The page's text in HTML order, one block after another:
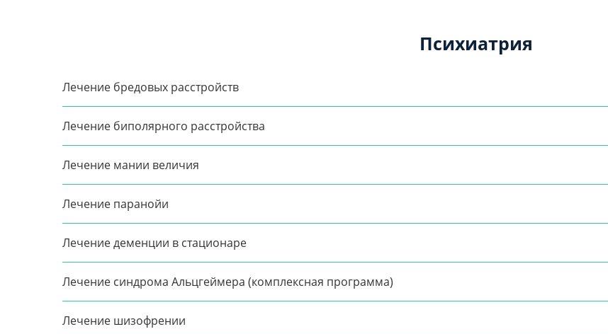
Психиатрия
Лечение бредовых расстройств
Лечение биполярного расстройства
Лечение мании величия
Лечение паранойи
Лечение деменции в стационаре
Лечение синдрома Альцгеймера (комплексная программа)
Лечение шизофрении